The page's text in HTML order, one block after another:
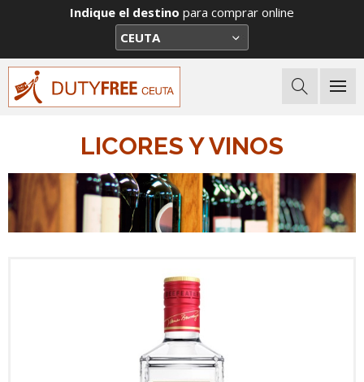
Indique el destino para comprar online
LICORES Y VINOS